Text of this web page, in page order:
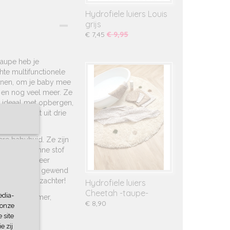
heb je
multifunctionele
om je baby mee
nog veel meer. Ze
met opbergen,
set bestaat uit drie
print.
babyhuid. Ze zijn
en dunne stof
en snel weer
van Meyco gewend
zelfs nóg zachter!
de badkamer,
Hydrofiele luiers Louis
grijs
€ 7,45 € 9,95
Hydrofiele luiers
Cheetah -taupe-
€ 8,90
site
zij